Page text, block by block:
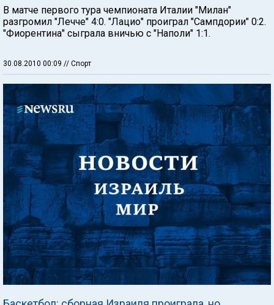
В матче первого тура чемпионата Италии "Милан"
разгромил "Лечче" 4:0. "Лацио" проиграл "Сампдории" 0:2.
"Фиорентина" сыграла вничью с "Наполи" 1:1.
30.08.2010 00:09 // Спорт